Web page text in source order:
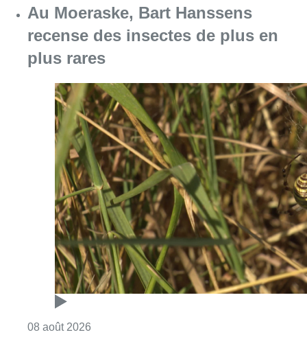
Au Moeraske, Bart Hanssens
recense des insectes de plus en
plus rares
08 août 2026